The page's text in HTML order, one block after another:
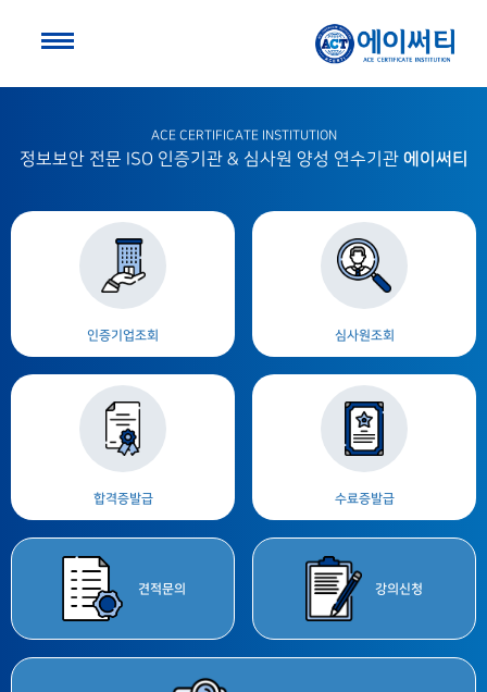
ACE CERTIFICATE INSTITUTION
정보보안 전문 ISO 인증기관 & 심사원 양성 연수기관 에이써티
인증기업조회 심사원조회
합격증발급 수료증발급
견적문의 강의 신청